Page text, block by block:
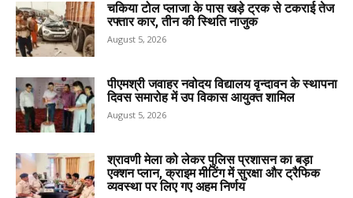
चकिया टोल प्लाजा के पास खड़े ट्रक से टकराई तेज
रफ्तार कार, तीन की स्थिति नाजुक
August 5, 2026
पीएमश्री जवाहर नवोदय विद्यालय वृन्दावन के स्थापना
दिवस समारोह में उप विकास आयुक्त शामिल
August 5, 2026
श्रावणी मेला को लेकर पुलिस प्रशासन का बड़ा
एक्शन प्लान, क्राइम मीटिंग में सुरक्षा और ट्रैफिक
व्यवस्था पर लिए गए अहम निर्णय